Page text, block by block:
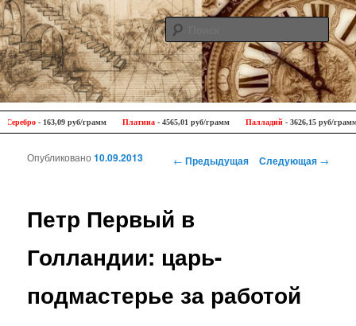
Antique Trip
Главное меню
Перейти к основному содержимому
Перейти к дополнительному содержимому
- 163,09 руб/грамм Платина- 4565,01 руб/грамм Палладий- 3626,15 руб/грамм
Навигация по записям
← Предыдущая Следующая →
Петр Первый в
Голландии: царь-
подмастерье за работой
Опубликовано10.09.2013